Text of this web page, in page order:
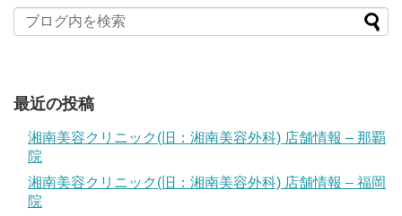
最近の投稿
湘南美容クリニック(旧：湘南美容外科) 店舗情報 – 那覇
院
湘南美容クリニック(旧：湘南美容外科) 店舗情報 – 福岡
院